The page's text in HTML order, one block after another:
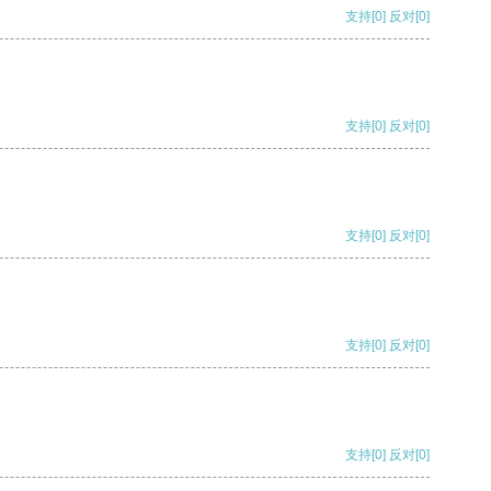
支持[0] 反对[0]
支持[0] 反对[0]
支持[0] 反对[0]
支持[0] 反对[0]
支持[0] 反对[0]